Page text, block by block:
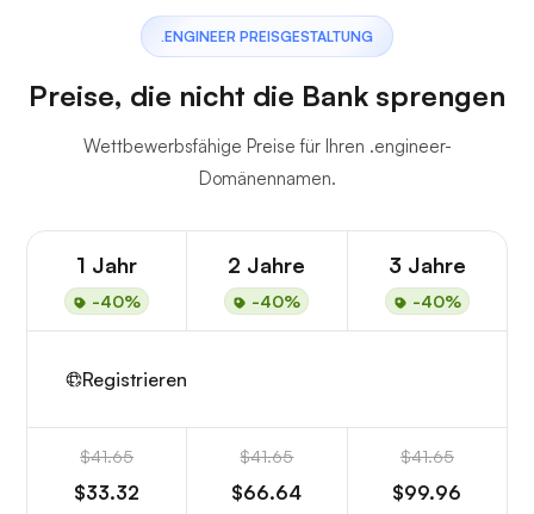
.ENGINEER PREISGESTALTUNG
Preise, die nicht die Bank sprengen
Wettbewerbsfähige Preise für Ihren .engineer-
Domänennamen.
1 Jahr
-40%
2 Jahre
-40%
3 Jahre
-40%
Registrieren
$41.65
$33.32
$41.65
$66.64
$41.65
$99.96